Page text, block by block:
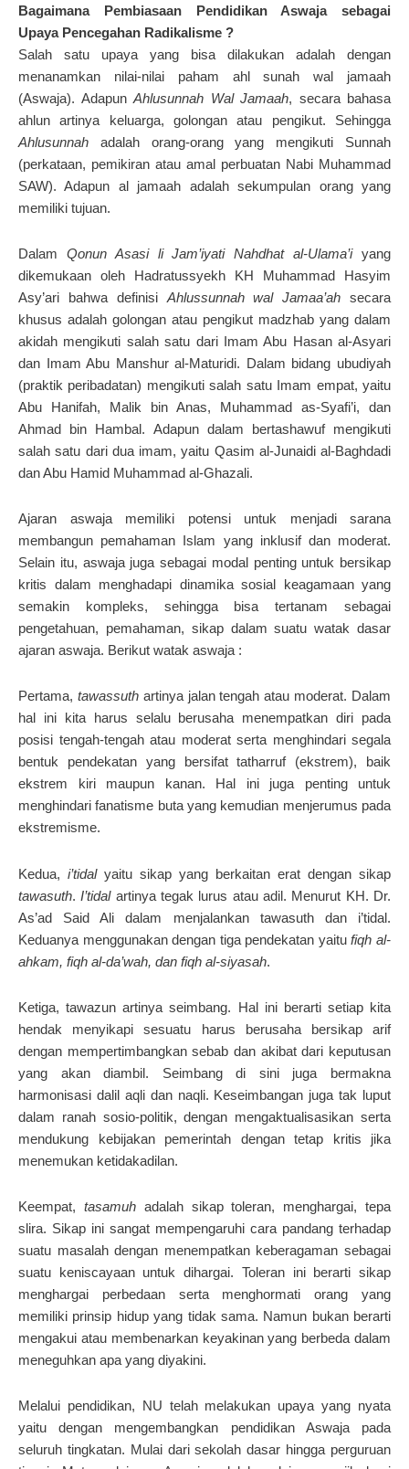
Bagaimana Pembiasaan Pendidikan Aswaja sebagai
Upaya Pencegahan Radikalisme ?
Salah satu upaya yang bisa dilakukan adalah dengan
menanamkan nilai-nilai paham ahl sunah wal jamaah
(Aswaja). Adapun Ahlusunnah Wal Jamaah, secara bahasa
ahlun artinya keluarga, golongan atau pengikut. Sehingga
Ahlusunnah adalah orang-orang yang mengikuti Sunnah
(perkataan, pemikiran atau amal perbuatan Nabi Muhammad
SAW). Adapun al jamaah adalah sekumpulan orang yang
memiliki tujuan.
Dalam Qonun Asasi li Jam’iyati Nahdhat al-Ulama’iyang
dikemukaan oleh Hadratussyekh KH Muhammad Hasyim
Asy’ari bahwa definisi Ahlussunnah wal Jamaa’ah secara
khusus adalah golongan atau pengikut madzhab yang dalam
akidah mengikuti salah satu dari Imam Abu Hasan al-Asyari
dan Imam Abu Manshur al-Maturidi. Dalam bidang ubudiyah
(praktik peribadatan) mengikuti salah satu Imam empat, yaitu
Abu Hanifah, Malik bin Anas, Muhammad as-Syafi’i, dan
Ahmad bin Hambal. Adapun dalam bertashawuf mengikuti
salah satu dari dua imam, yaitu Qasim al-Junaidi al-Baghdadi
dan Abu Hamid Muhammad al-Ghazali.
Ajaran aswaja memiliki potensi untuk menjadi sarana
membangun pemahaman Islam yang inklusif dan moderat.
Selain itu, aswaja juga sebagai modal penting untuk bersikap
kritis dalam menghadapi dinamika sosial keagamaan yang
semakin kompleks, sehingga bisa tertanam sebagai
pengetahuan, pemahaman, sikap dalam suatu watak dasar
ajaran aswaja. Berikut watak aswaja :
Pertama, tawassuthartinya jalan tengah atau moderat. Dalam
hal ini kita harus selalu berusaha menempatkan diri pada
posisi tengah-tengah atau moderat serta menghindari segala
bentuk pendekatan yang bersifat tatharruf (ekstrem), baik
ekstrem kiri maupun kanan. Hal ini juga penting untuk
menghindari fanatisme buta yang kemudian menjerumus pada
ekstremisme.
Kedua, i’tidalyaitu sikap yang berkaitan erat dengan sikap
tawasuth.I’tidalartinya tegak lurus atau adil. Menurut KH. Dr.
As’ad Said Ali dalam menjalankan tawasuth dan i’tidal.
Keduanya menggunakan dengan tiga pendekatan yaitufiqh al-
ahkam, fiqh al-da’wah, dan fiqh al-siyasah.
Ketiga, tawazun artinya seimbang. Hal ini berarti setiap kita
hendak menyikapi sesuatu harus berusaha bersikap arif
dengan mempertimbangkan sebab dan akibat dari keputusan
yang akan diambil. Seimbang di sini juga bermakna
harmonisasi dalil aqli dan naqli. Keseimbangan juga tak luput
dalam ranah sosio-politik, dengan mengaktualisasikan serta
mendukung kebijakan pemerintah dengan tetap kritis jika
menemukan ketidakadilan.
Keempat, tasamuhadalah sikap toleran, menghargai, tepa
slira. Sikap ini sangat mempengaruhi cara pandang terhadap
suatu masalah dengan menempatkan keberagaman sebagai
suatu keniscayaan untuk dihargai. Toleran ini berarti sikap
menghargai perbedaan serta menghormati orang yang
memiliki prinsip hidup yang tidak sama. Namun bukan berarti
mengakui atau membenarkan keyakinan yang berbeda dalam
meneguhkan apa yang diyakini.
Melalui pendidikan, NU telah melakukan upaya yang nyata
yaitu dengan mengembangkan pendidikan Aswaja pada
seluruh tingkatan. Mulai dari sekolah dasar hingga perguruan